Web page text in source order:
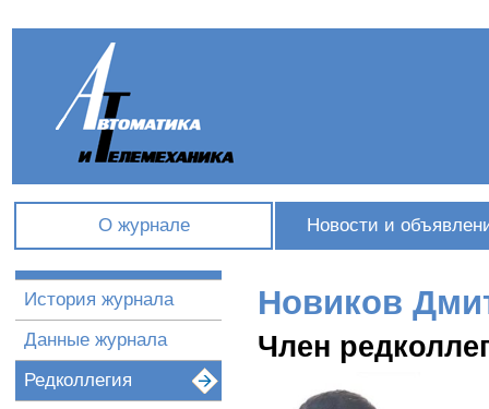
О журнале Новости и
История журнала
Данные журнала
Редколлегия
Новиков
Член